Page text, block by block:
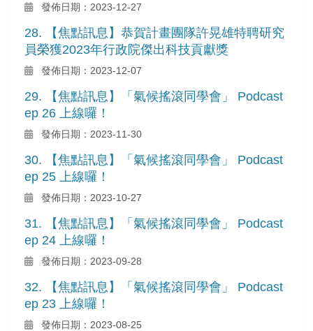
發佈日期：2023-12-27
28. 【焦點訊息】恭賀計畫團隊許晃雄特聘研究
員榮獲2023年行政院傑出科技貢獻獎
發佈日期：2023-12-07
29. 【焦點訊息】「氣候搖滾同學會」 Podcast
ep 26 上線囉！
發佈日期：2023-11-30
30. 【焦點訊息】「氣候搖滾同學會」 Podcast
ep 25 上線囉！
發佈日期：2023-10-27
31. 【焦點訊息】「氣候搖滾同學會」 Podcast
ep 24 上線囉！
發佈日期：2023-09-28
32. 【焦點訊息】「氣候搖滾同學會」 Podcast
ep 23 上線囉！
發佈日期：2023-08-25